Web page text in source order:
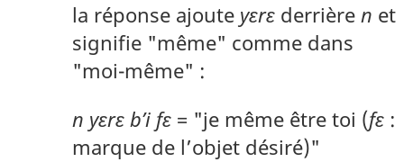
la réponse ajoute yɛrɛ derrièren et
signifie "même" comme dans
"moi-même" :
n yɛrɛ b’i fɛ = "je même être toi (fɛ :
marque de l’objet désiré)"